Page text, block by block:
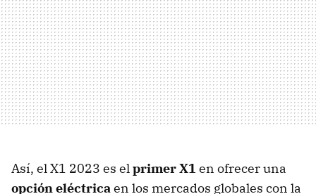
Así, el X1 2023 es el primer X1 en ofrecer una
opción eléctrica en los mercados globales con la